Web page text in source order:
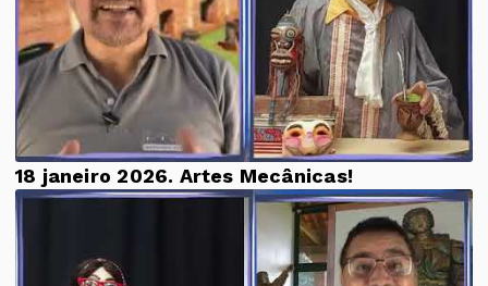
18 janeiro 2026. Artes Mecânicas!